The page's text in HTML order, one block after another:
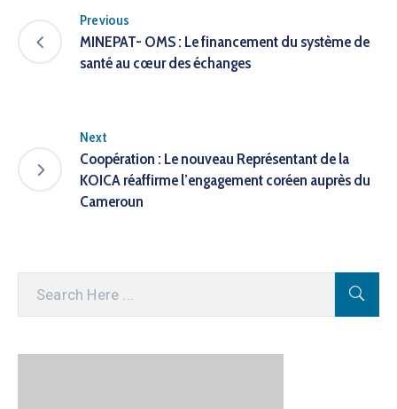
Previous
MINEPAT- OMS : Le financement du système de
santé au cœur des échanges
Next
Coopération : Le nouveau Représentant de la
KOICA réaffirme l’engagement coréen auprès du
Cameroun